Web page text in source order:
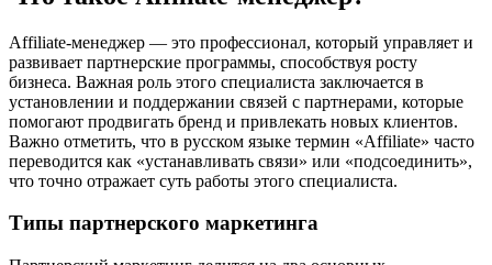
Affiliate-менеджер — это профессионал, который управляет и
развивает партнерские программы, способствуя росту
бизнеса. Важная роль этого специалиста заключается в
установлении и поддержании связей с партнерами, которые
помогают продвигать бренд и привлекать новых клиентов.
Важно отметить, что в русском языке термин «Affiliate» часто
переводится как «устанавливать связи» или «подсоединить»,
что точно отражает суть работы этого специалиста.
Типы партнерского маркетинга